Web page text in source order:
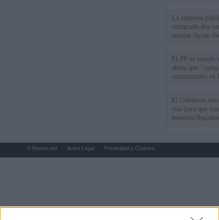
La empresa
comprado dos
aunque Ayuso
El PP se
ahora que
comunidades en
El Gobierno
vías para que
menores
© Kiosko.net Aviso Legal Privacidad y Cookies